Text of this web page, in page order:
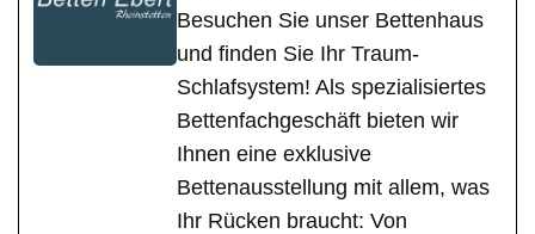
Besuchen Sie unser Bettenhaus
und finden Sie Ihr Traum-
Schlafsystem! Als spezialisiertes
Bettenfachgeschäft bieten wir
Ihnen eine exklusive
Bettenausstellung mit allem, was
Ihr Rücken braucht: Von